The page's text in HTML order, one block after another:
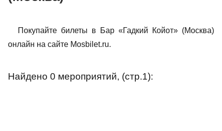
Покупайте билеты в Бар «Гадкий Койот» (Москва)
онлайн на сайте Mosbilet.ru.
Найдено 0 мероприятий, (стр.1):